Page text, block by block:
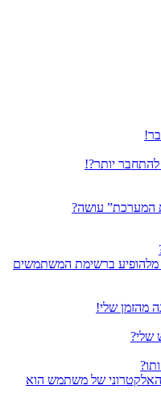
יותר?!
המערכת” עושה?
ברשימת המשתמשים
מהזמן שלי!
שלי?
של משתמש הוא